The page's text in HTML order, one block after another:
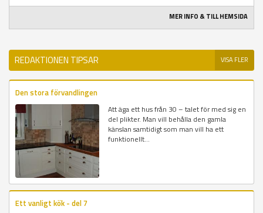
MER INFO & TILL HEMSIDA
REDAKTIONEN TIPSAR VISA FLER
Den stora förvandlingen
Att äga ett hus från 30 – talet för med sig en
del plikter. Man vill behålla den gamla
känslan samtidigt som man vill ha ett
funktionellt...
Ett vanligt kök - del 7